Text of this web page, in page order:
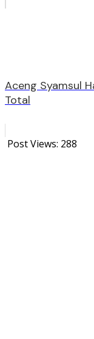
Aceng Syamsul
Total
Post Views: 288